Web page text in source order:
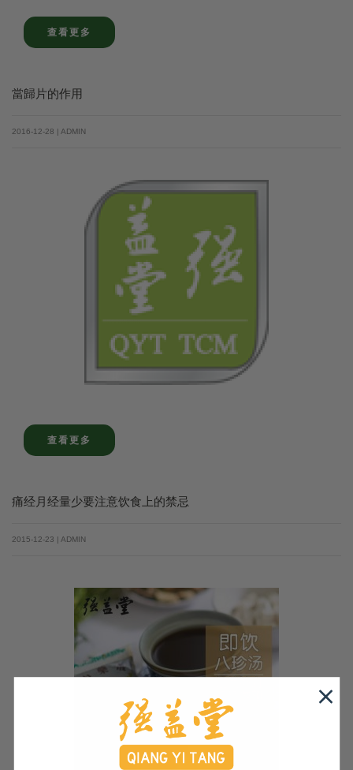
查看更多
當歸片的作用
2016-12-28 | ADMIN
查看更多
痛经月经量少要注意饮食上的禁忌
2015-12-23 | ADMIN